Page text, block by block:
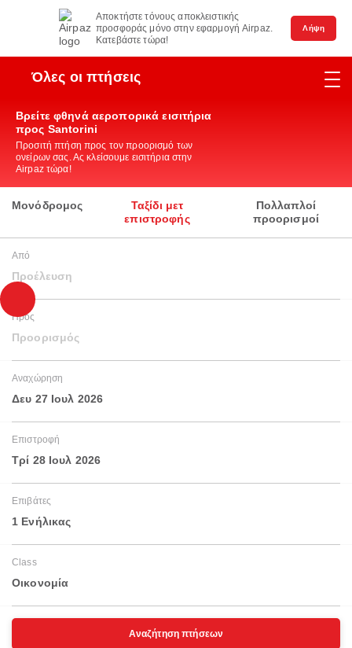
Αποκτήστε τόνους αποκλειστικής
προσφοράς μόνο στην εφαρμογή Airpaz.
Κατεβάστε τώρα!
Λήψη
Όλες οι πτήσεις
Βρείτε φθηνά αεροπορικά εισιτήρια
προς Santorini
Προσιτή πτήση προς τον προορισμό των
ονείρων σας. Ας κλείσουμε εισιτήρια στην
Airpaz τώρα!
Μονόδρομος
Ταξίδι μετ
επιστροφής
Πολλαπλοί
προορισμοί
Από
Προέλευση
Προς
Προορισμός
Αναχώρηση
Δευ 27 Ιουλ 2026
Επιστροφή
Τρί 28 Ιουλ 2026
Επιβάτες
1 Ενήλικας
Class
Οικονομία
Αναζήτηση πτήσεων